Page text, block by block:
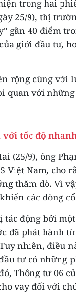
trong hai
25/9), thị
gần 40 điểm
giới đầu tư,
rộng cùng với
quan với
với tốc độ
(25/9), ông
Việt Nam, cho
thăm dò. Vì
các dòng
động bởi
đã phát hành
nhiên, điều
tư có những
Thông tư 06
vay đối với